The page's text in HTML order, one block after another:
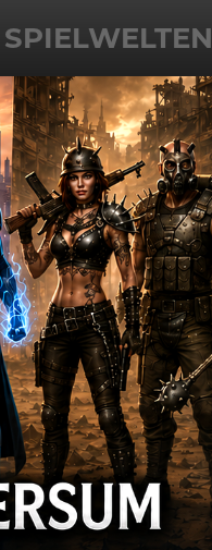
SPIELWELTEN